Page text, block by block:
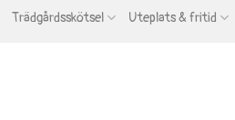
Trädgårdsskötsel Uteplats & fritid